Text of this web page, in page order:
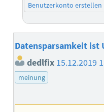
Benutzerkonto erstellen
Datensparsamkeit ist
dedlfix 15.12.2019
meinung